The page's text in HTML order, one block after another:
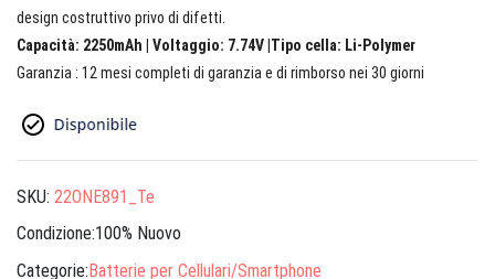
design costruttivo privo di difetti.
Capacità: 2250mAh | Voltaggio: 7.74V |Tipo cella: Li-Polymer
Garanzia : 12 mesi completi di garanzia e di rimborso nei 30 giorni
SKU: 22ONE891_Te
Condizione:100% Nuovo
Categorie:Batterie per Cellulari/Smartphone